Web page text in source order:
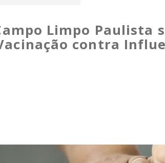
Limpo Paulista
contra